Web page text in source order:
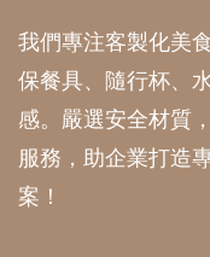
我們專注客製化美
保餐具、隨行杯、
感。嚴選安全材質
服務，助企業打造
案！